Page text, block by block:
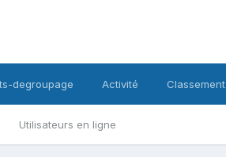
Utilisateurs en ligne
degroupage Activité Classement